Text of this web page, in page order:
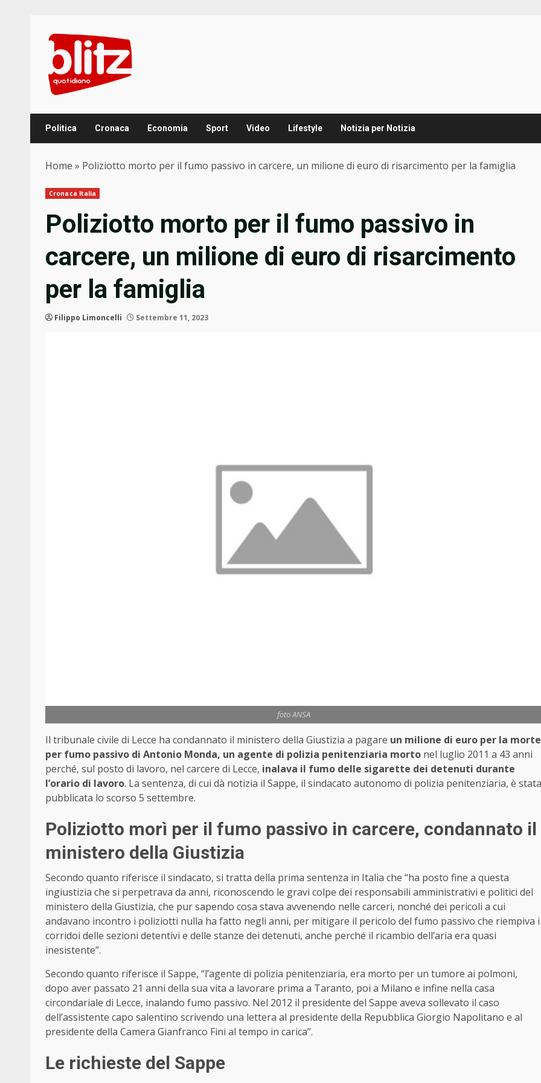
content
Politica Cronaca Economia Sport Video Lifestyle Notizia per Notizia
Home » Poliziotto morto per il fumo passivo in carcere, un milione di euro di risarcimento per la famiglia
Cronaca Italia
Poliziotto morto per il fumo passivo in
carcere, un milione di euro di risarcimento
per la famiglia
Filippo Limoncelli Settembre 11, 2023
foto ANSA
Il tribunale civile di Lecce ha condannato il ministero della Giustizia a pagare un milione di euro per la morte
per fumo passivo di Antonio Monda, un agente di polizia penitenziaria morto nel luglio 2011 a 43 anni
perché, sul posto di lavoro, nel carcere di Lecce, inalava il fumo delle sigarette dei detenuti durante
l’orario di lavoro. La sentenza, di cui dà notizia il Sappe, il sindacato autonomo di polizia penitenziaria, è stata
pubblicata lo scorso 5 settembre.
Poliziotto morì per il fumo passivo in carcere, condannato il
ministero della Giustizia
Secondo quanto riferisce il sindacato, si tratta della prima sentenza in Italia che “ha posto fine a questa
ingiustizia che si perpetrava da anni, riconoscendo le gravi colpe dei responsabili amministrativi e politici del
ministero della Giustizia, che pur sapendo cosa stava avvenendo nelle carceri, nonché dei pericoli a cui
andavano incontro i poliziotti nulla ha fatto negli anni, per mitigare il pericolo del fumo passivo che riempiva i
corridoi delle sezioni detentivi e delle stanze dei detenuti, anche perché il ricambio dell’aria era quasi
inesistente”.
Secondo quanto riferisce il Sappe, “l’agente di polizia penitenziaria, era morto per un tumore ai polmoni,
dopo aver passato 21 anni della sua vita a lavorare prima a Taranto, poi a Milano e infine nella casa
circondariale di Lecce, inalando fumo passivo. Nel 2012 il presidente del Sappe aveva sollevato il caso
dell’assistente capo salentino scrivendo una lettera al presidente della Repubblica Giorgio Napolitano e al
presidente della Camera Gianfranco Fini al tempo in carica”.
Le richieste del Sappe